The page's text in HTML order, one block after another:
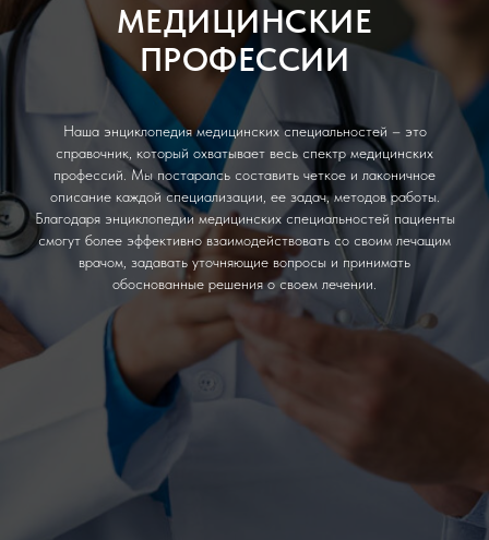
МЕДИЦИНСКИЕ
ПРОФЕССИИ
Наша энциклопедия медицинских специальностей – это
справочник, который охватывает весь спектр медицинских
профессий. Мы постаралсь составить четкое и лаконичное
описание каждой специализации, ее задач, методов работы.
Благодаря энциклопедии медицинских специальностей пациенты
смогут более эффективно взаимодействовать со своим лечащим
врачом, задавать уточняющие вопросы и принимать
обоснованные решения о своем лечении.